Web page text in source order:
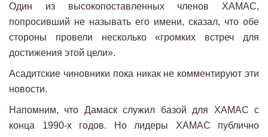
Один из высокопоставленных членов ХАМАС,
попросивший не называть его имени, сказал, что обе
стороны провели несколько «громких встреч для
достижения этой цели».
Асадитские чиновники пока никак не комментируют эти
новости.
Напомним, что Дамаск служил базой для ХАМАС с
конца 1990-х годов. Но лидеры ХАМАС публично